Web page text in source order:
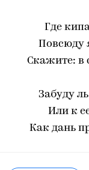
Где
Повсюду
Скажите: в
Забуду
Или к
Как дань